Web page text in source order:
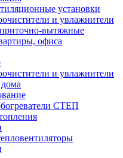
установки
и увлажнители
вытяжные
офиса
и увлажнители
СТЕП